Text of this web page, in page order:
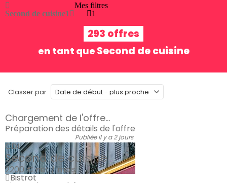
Second de cuisine1
Mes filtres
1
293 offres
en tant que Second de cuisine
Classer par
Chargement de l'offre...
Préparation des détails de l'offre
Publiée il y a 2 jours
CDI
Second de cuisine
2200 €net / mois
Bistrot